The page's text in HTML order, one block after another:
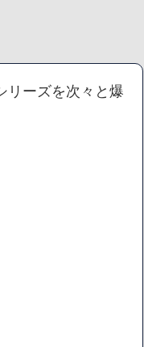
流されるNEW!
に掲げていたが？」→階
果・・・・
クッソワロタｗｗｗｗｗ
行っていー？」ﾊﾟｼｬ
する・・・「アカン、キ
途絶え、様々な憶測が
リーズを次々と爆